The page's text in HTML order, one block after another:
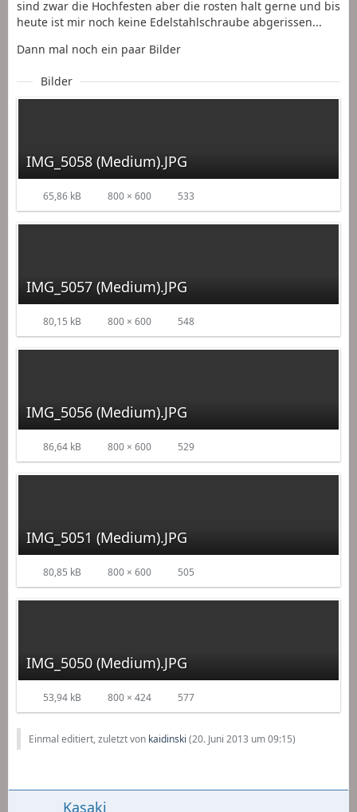
sind zwar die Hochfesten aber die rosten halt gerne und bis
heute ist mir noch keine Edelstahlschraube abgerissen...
Dann mal noch ein paar Bilder
Bilder
IMG_5058 (Medium).JPG
65,86 kB 800 × 600 533
IMG_5057 (Medium).JPG
80,15 kB 800 × 600 548
IMG_5056 (Medium).JPG
86,64 kB 800 × 600 529
IMG_5051 (Medium).JPG
80,85 kB 800 × 600 505
IMG_5050 (Medium).JPG
53,94 kB 800 × 424 577
Einmal editiert, zuletzt von kaidinski (20. Juni 2013 um 09:15)
Kasaki